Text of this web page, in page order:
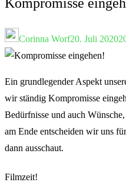
Corinna Worf20. Juli 2020
Ein grundlegender Aspekt
wir ständig Kompromisse
Bedürfnisse und auch
am Ende entscheiden wir uns
dann ausschaut.
Filmzeit!